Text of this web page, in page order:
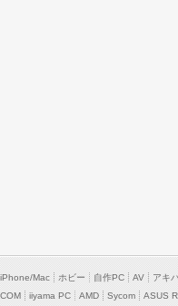
iPhone/Mac ホビー 自作PC AV アキ
iiyama PC AMD Sycom ASUS